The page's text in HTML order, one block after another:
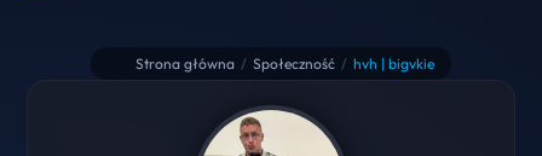
Strona główna / Społeczność / hvh | bigvkie